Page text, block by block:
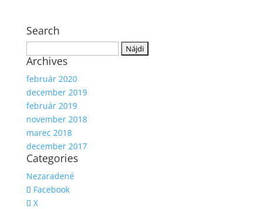
Search
Archives
február 2020
december 2019
február 2019
november 2018
marec 2018
december 2017
Categories
Nezaradené
Facebook
X